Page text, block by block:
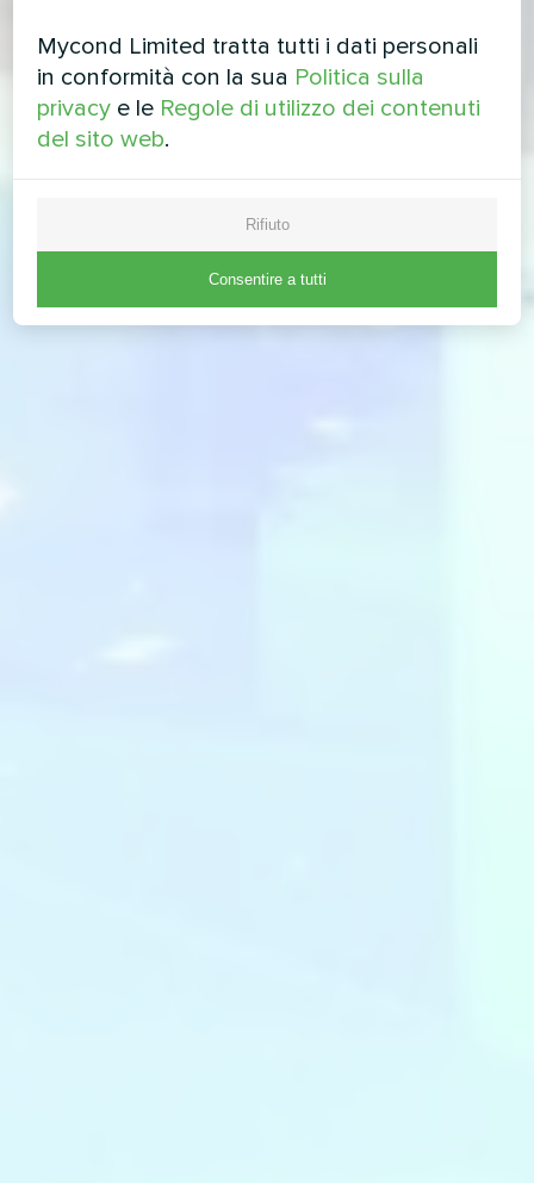
Mycond Limited tratta tutti i dati personali
in conformità con la sua Politica sulla
privacy e le Regole di utilizzo dei contenuti
del sito web.
Rifiuto
Consentire a tutti